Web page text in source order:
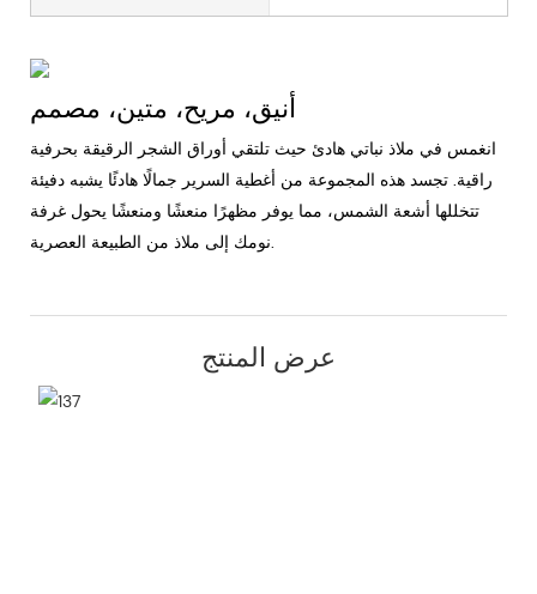
أنيق، مريح، متين، مصمم
انغمس في ملاذ نباتي هادئ حيث تلتقي أوراق الشجر الرقيقة بحرفية
راقية. تجسد هذه المجموعة من أغطية السرير جمالًا هادئًا يشبه دفيئة
تتخللها أشعة الشمس، مما يوفر مظهرًا منعشًا ومنعشًا يحول غرفة
نومك إلى ملاذ من الطبيعة العصرية.
عرض المنتج